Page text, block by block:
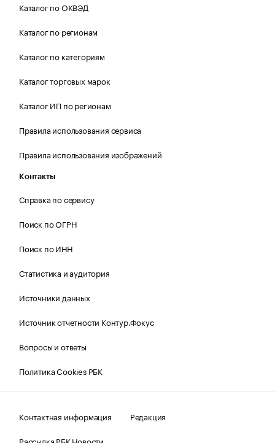
Каталог по ОКВЭД
Каталог по регионам
Каталог по категориям
Каталог торговых марок
Каталог ИП по регионам
Правила использования сервиса
Правила использования изображений
Контакты
Справка по сервису
Поиск по ОГРН
Поиск по ИНН
Статистика и аудитория
Источники данных
Источник отчетности Контур.Фокус
Вопросы и ответы
Политика Cookies РБК
Контактная информация
Редакция